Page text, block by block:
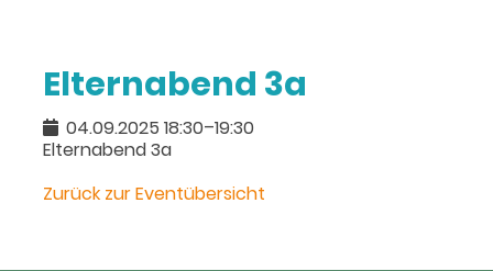
Elternabend 3a
04.09.2025 18:30–19:30
Elternabend 3a
Zurück zur Eventübersicht